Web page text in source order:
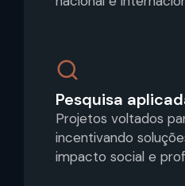
Pesquisa
Projetos voltados
incentivando
impacto social e